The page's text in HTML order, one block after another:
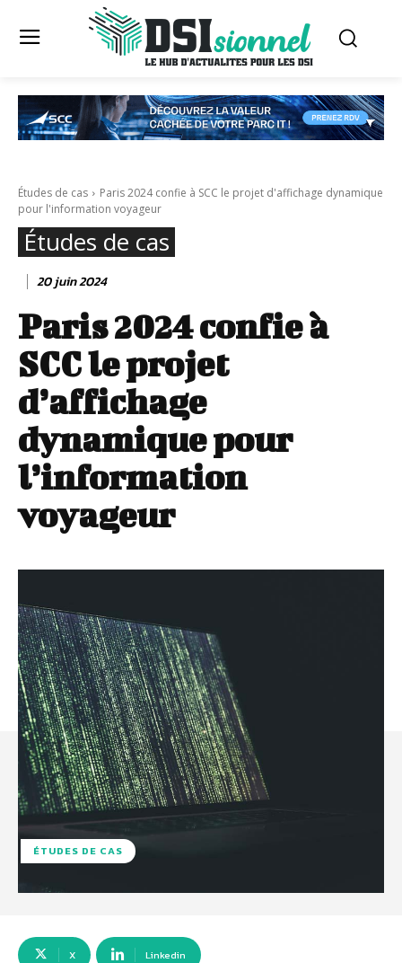
Études de cas
Paris 2024 confie à SCC le projet d'affichage dynamique
pour l'information voyageur
Études de cas
20 juin 2024
Paris 2024 confie à
SCC le projet
d’affichage
dynamique pour
l’information
voyageur
ÉTUDES DE CAS
X Linkedin